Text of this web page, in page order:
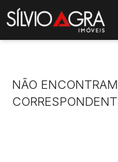
main menu
NÃO